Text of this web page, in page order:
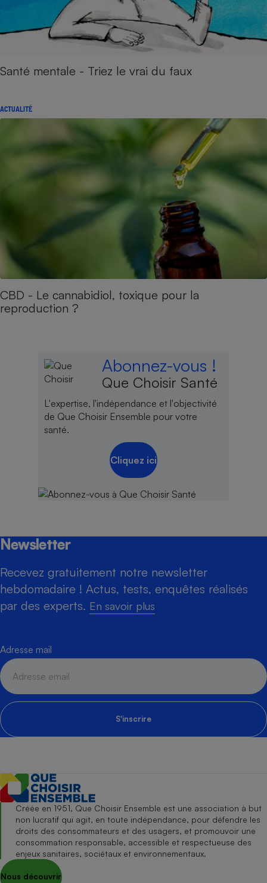
Santé mentale - Triez le vrai du faux
ACTUALITÉ
CBD - Le cannabidiol, toxique pour la
reproduction ?
Abonnez-vous !
Que Choisir Santé
L'expertise, l'indépendance et l'objectivité
de Que Choisir Ensemble pour votre
santé.
Cliquez ici
Newsletter
Recevez gratuitement notre newsletter
hebdomadaire ! Actus, tests, enquêtes réalisés
par des experts. En savoir plus
Adresse mail
S'inscrire
Créée en 1951, Que Choisir Ensemble est une association à but
non lucratif qui agit, en toute indépendance, pour défendre les
droits des consommateurs et des usagers, et promouvoir une
consommation responsable, accessible et respectueuse des
enjeux sanitaires, sociétaux et environnementaux.
Nous découvrir